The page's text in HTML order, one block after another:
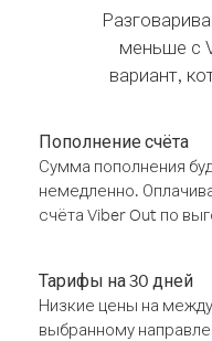
меньше с
вариант,
Пополнение счёта
Сумма пополнения
немедленно.
счёта Viber Out по
Тарифы на 30 дней
Низкие цены на
выбранному